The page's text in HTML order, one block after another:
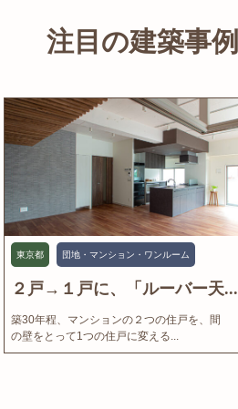
注目の建築事例
東京都 団地・マンション・ワンルーム
２戸→１戸に、「ルーバー天...
築30年程、マンションの２つの住戸を、間
の壁をとって1つの住戸に変える...